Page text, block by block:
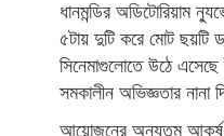
ধানমন্ডির অডিটোরিয়াম
৫টায় দুটি করে মোট ছয়টি
সিনেমাগুলোতে উঠে
সমকালীন অভিজ্ঞতার নানা
আয়োজনের অন্যতম আকর্ষণ